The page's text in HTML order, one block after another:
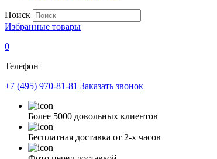
Поиск
Избранные товары
0
Телефон
+7 (495) 970-81-81 Заказать звонок
Более 5000 довольных клиентов
Бесплатная доставка от 2-х часов